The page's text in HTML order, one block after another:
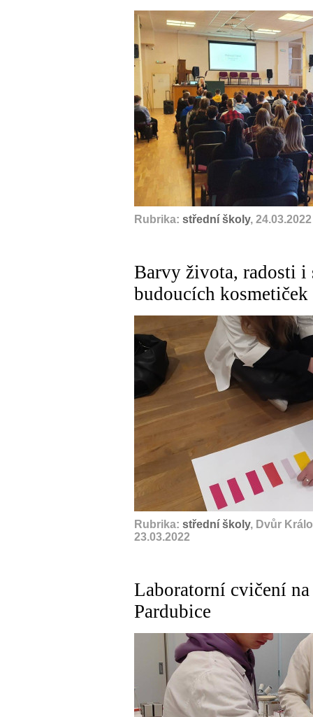
Rubrika: střední školy, 24.03.2022
Barvy života, radosti
budoucích kosmetiček
Rubrika: střední školy, Dvůr
23.03.2022
Laboratorní cvičení
Pardubice